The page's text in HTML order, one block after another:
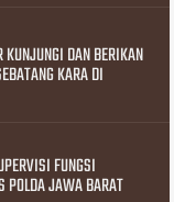
DAN BERIKAN
KARA DI
FUNGSI
POLDA JAWA BARAT